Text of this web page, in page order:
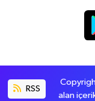
RSS
alan